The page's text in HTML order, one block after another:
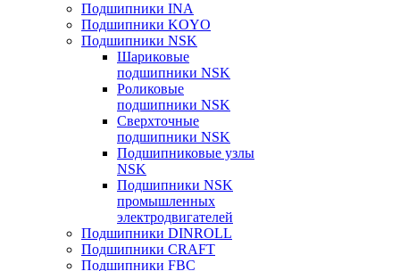
Подшипники INA
Подшипники KOYO
Подшипники NSK
Шариковые
подшипники NSK
Роликовые
подшипники NSK
Сверхточные
подшипники NSK
Подшипниковые узлы
NSK
Подшипники NSK
промышленных
электродвигателей
Подшипники DINROLL
Подшипники CRAFT
Подшипники FBC